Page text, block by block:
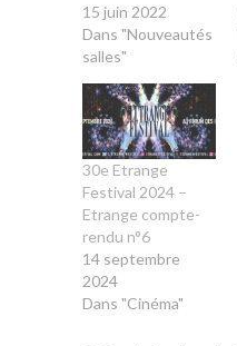
15 juin 2022
Dans "Nouveautés
salles"
30e Etrange
Festival 2024 –
Etrange compte-
rendu n°6
14 septembre
2024
Dans "Cinéma"